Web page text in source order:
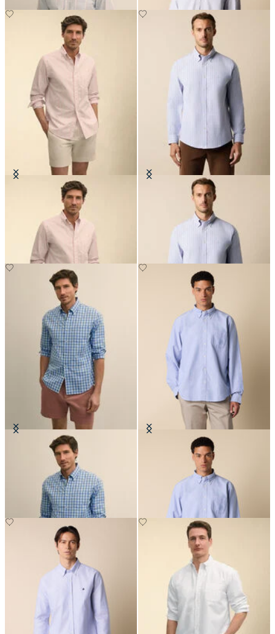
Camicia Friday Regular Fit in
Oxford con Collo Button Down
Camicia Regular Fit Non-Iron in
Oxford a Righe Elasticizzata con
Collo Button Down
Camicia Friday Regular Fit in
Oxford con Collo Button Down
Camicia Friday Regular Fit in
Oxford con Collo Button Down